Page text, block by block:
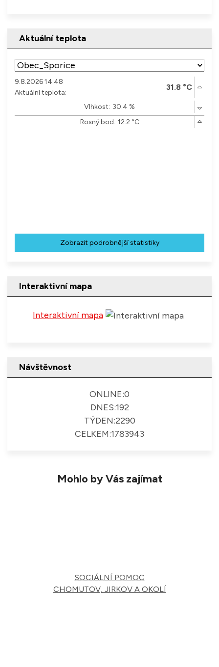
Aktuální teplota
Výběr lokality
9.8.2026 14:48
Aktuální teplota:
31.8 °C
Vlhkost: 30.4 %
Rosný bod: 12.2 °C
Zobrazit podrobnější statistiky
Interaktivní mapa
Interaktivní mapa
Návštěvnost
ONLINE:0
DNES:192
TÝDEN:2290
CELKEM:1783943
Mohlo by Vás zajímat
SOCIÁLNÍ POMOC
CHOMUTOV, JIRKOV A OKOLÍ